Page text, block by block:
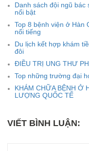
Danh sách đội ngũ bác
nổi bật
Top 8 bệnh viện ở Hàn
nổi tiếng
Du lịch kết hợp khám
đôi
ĐIỀU TRỊ UNG THƯ
Top những trường đại
KHÁM CHỮA BỆNH Ở
LƯỢNG QUỐC TẾ
VIẾT BÌNH LUẬN: